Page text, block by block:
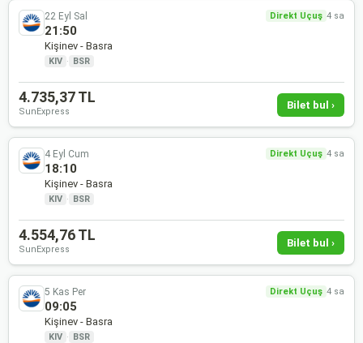
22 Eyl Sal Direkt Uçuş 4 sa
21:50
Kişinev - Basra
KIV · BSR
4.735,37 TL
SunExpress
Bilet bul ›
4 Eyl Cum Direkt Uçuş 4 sa
18:10
Kişinev - Basra
KIV · BSR
4.554,76 TL
SunExpress
Bilet bul ›
5 Kas Per Direkt Uçuş 4 sa
09:05
Kişinev - Basra
KIV · BSR